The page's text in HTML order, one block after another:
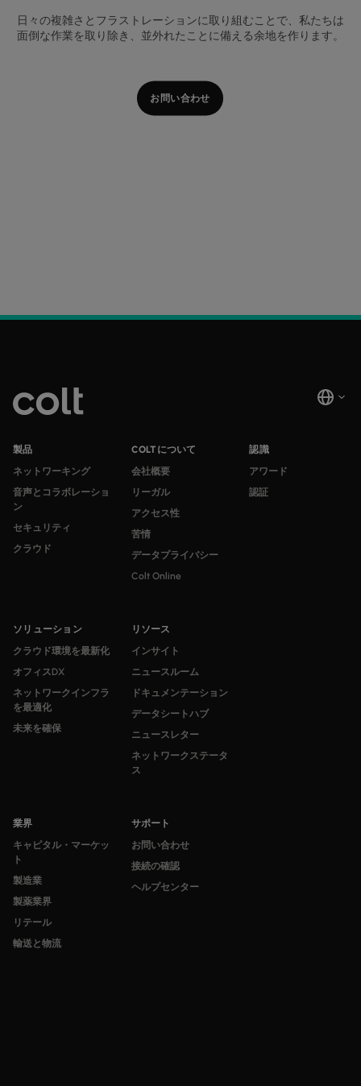
日々の複雑さとフラストレーションに取り組むことで、私たちは
面倒な作業を取り除き、並外れたことに備える余地を作ります。
お問い合わせ
製品
ネットワーキング
音声とコラボレーショ
ン
セキュリティ
クラウド
ソリューション
クラウド環境を最新化
オフィスDX
ネットワークインフラ
を最適化
未来を確保
業界
キャピタル・マーケッ
ト
製造業
製薬業界
リテール
輸送と物流
リソース
インサイト
ニュースルーム
ドキュメンテーション
データシートハブ
ニュースレター
ネットワークステータ
ス
COLTについて
会社概要
リーガル
アクセス性
苦情
データプライバシー
Colt Online
サポート
お問い合わせ
接続の確認
ヘルプセンター
認識
アワード
認証